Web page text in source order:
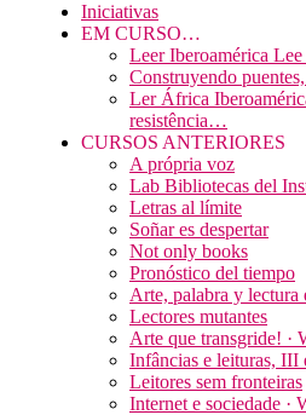
Iniciativas
EM CURSO…
Leer Iberoamérica
Construyendo
Ler África
resistência…
CURSOS ANTERIORES
A própria voz
Lab Bibliotecas del
Letras al límite
Soñar es despertar
Not only books
Pronóstico del tiempo
Arte, palabra y lectura
Lectores mutantes
Arte que transgride! ·
Infâncias e leituras, III
Leitores sem fronteiras
Internet e sociedade ·